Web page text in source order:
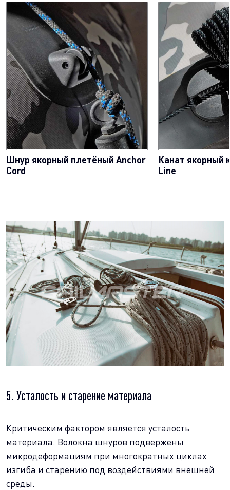
Шнур якорный плетёный Anchor
Cord
Канат якорный
Line
5. Усталость и старение материала
Критическим фактором является усталость
материала. Волокна шнуров подвержены
микродеформациям при многократных циклах
изгиба и старению под воздействиями внешней
среды.